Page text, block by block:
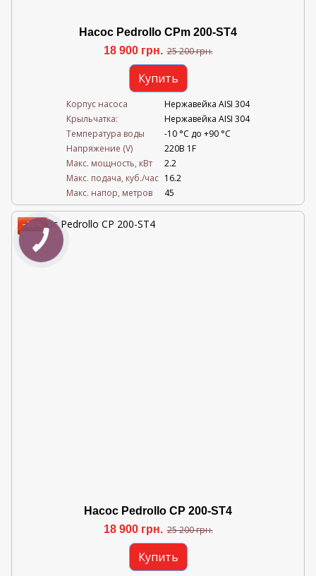
Насос Pedrollo CPm 200-ST4
18 900 грн. 25 200 грн.
Купить
Корпус насоса
Нержавейка AISI 304
Крыльчатка:
Нержавейка AISI 304
Температура воды
-10 °C до +90 °C
Напряжение (V)
220В 1F
Mакс. мощность, кВт
2.2
Mакс. подача, куб./час 16.2
Maкс. напор, метров
45
−25%
Насос Pedrollo CP 200-ST4
18 900 грн. 25 200 грн.
Купить